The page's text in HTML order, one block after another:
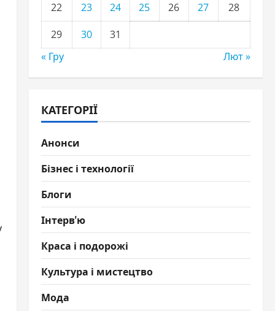
22
23 24 25 26 27
28
29
30
31
« Гру
Лют »
КАТЕГОРІЇ
Анонси
Бізнес і технології
Блоги
Інтерв'ю
Краса і подорожі
Культура і мистецтво
Мода